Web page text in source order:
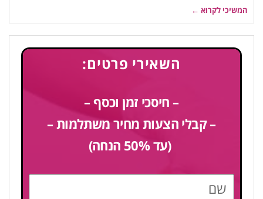
המשיכי לקרוא ←
השאירי פרטים:
– חיסכי זמן וכסף –
– קבלי הצעות מחיר משתלמות –
(עד 50% הנחה)